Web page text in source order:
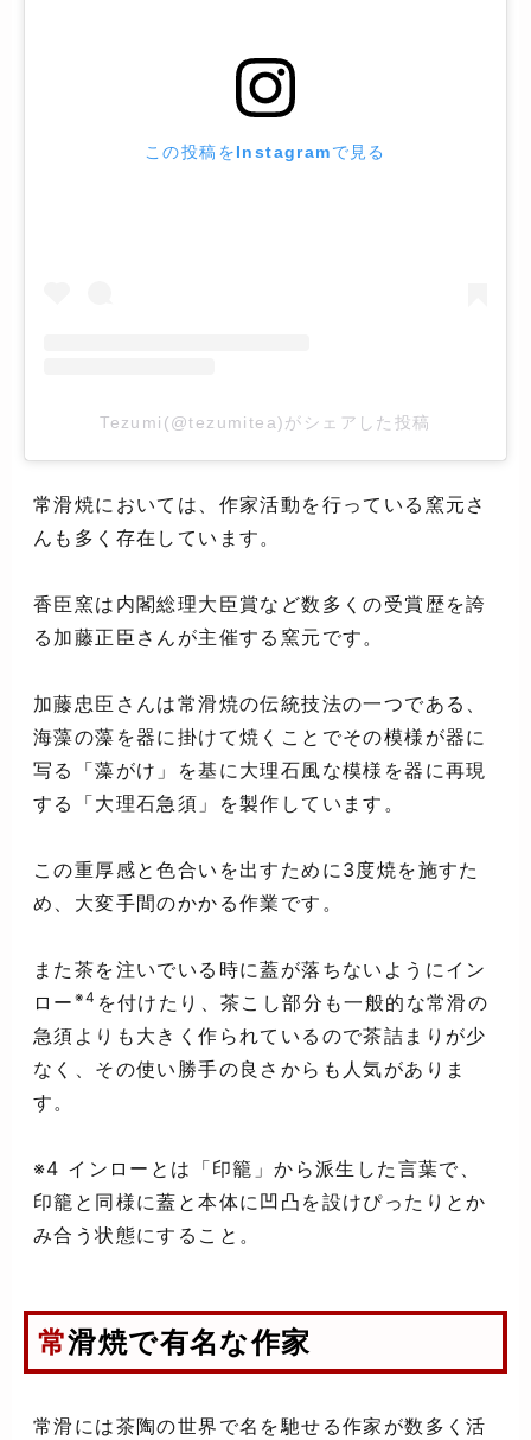
この投稿をInstagramで見る
Tezumi(@tezumitea)がシェアした投稿
常滑焼においては、作家活動を行っている窯元さ
んも多く存在しています。
香臣窯は内閣総理大臣賞など数多くの受賞歴を誇
る加藤正臣さんが主催する窯元です。
加藤忠臣さんは常滑焼の伝統技法の一つである、
海藻の藻を器に掛けて焼くことでその模様が器に
写る「藻がけ」を基に大理石風な模様を器に再現
する「大理石急須」を製作しています。
この重厚感と色合いを出すために3度焼を施すた
め、大変手間のかかる作業です。
また茶を注いでいる時に蓋が落ちないようにイン
ロー ※4 を付けたり、茶こし部分も一般的な常滑の
急須よりも大きく作られているので茶詰まりが少
なく、その使い勝手の良さからも人気がありま
す。
※4 インローとは「印籠」から派生した言葉で、
印籠と同様に蓋と本体に凹凸を設けぴったりとか
み合う状態にすること。
常滑焼で有名な作家
常滑には茶陶の世界で名を馳せる作家が数多く活